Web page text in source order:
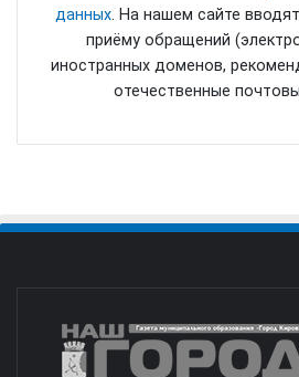
данных. На нашем сайте
приёму обращений
иностранных доменов,
отечественные